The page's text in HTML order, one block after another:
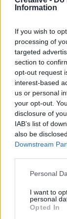
Information
If you wish to
processing of
targeted
section to
opt-out request
interest-based
us or personal
your opt-out.
disclosure of
IAB’s list of
also be
Downstream
Personal
I want to
personal
Opted In
Οκτωβρίου
Διεύθυνση:
(ΚΑΜ),
Ακτή
Χανιά 731
Ώρες
14:00 και
Κυριακή:
Είσοδος